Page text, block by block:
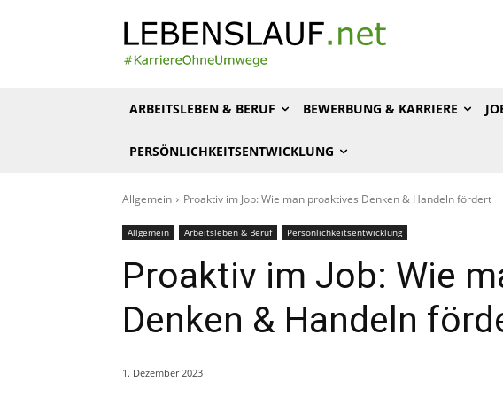
ARBEITSLEBEN & BERUF BEWERBUNG & KARRIERE
PERSÖNLICHKEITSENTWICKLUNG
Allgemein Proaktiv im Job: Wie man proaktives Denken & Handeln fördert
Allgemein Arbeitsleben & Beruf Persönlichkeitsentwicklung
Proaktiv im Job: Wie
Denken & Handeln
1. Dezember 2023